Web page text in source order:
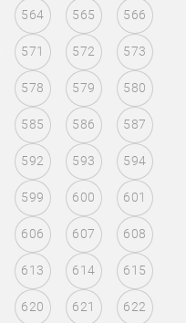
564 565 566
571 572 573
578 579 580
585 586 587
592 593 594
599 600 601
606 607 608
613 614 615
620 621 622